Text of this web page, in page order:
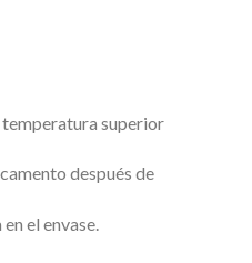
superior
después de
el envase.